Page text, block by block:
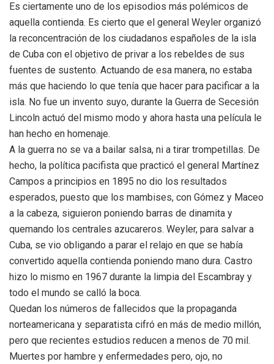
Es ciertamente uno de los episodios más polémicos de
aquella contienda. Es cierto que el general Weyler organizó
la reconcentración de los ciudadanos españoles de la isla
de Cuba con el objetivo de privar a los rebeldes de sus
fuentes de sustento. Actuando de esa manera, no estaba
más que haciendo lo que tenía que hacer para pacificar a la
isla. No fue un invento suyo, durante la Guerra de Secesión
Lincoln actuó del mismo modo y ahora hasta una película le
han hecho en homenaje.
A la guerra no se va a bailar salsa, ni a tirar trompetillas. De
hecho, la política pacifista que practicó el general Martínez
Campos a principios en 1895 no dio los resultados
esperados, puesto que los mambises, con Gómez y Maceo
a la cabeza, siguieron poniendo barras de dinamita y
quemando los centrales azucareros. Weyler, para salvar a
Cuba, se vio obligando a parar el relajo en que se había
convertido aquella contienda poniendo mano dura. Castro
hizo lo mismo en 1967 durante la limpia del Escambray y
todo el mundo se calló la boca.
Quedan los números de fallecidos que la propaganda
norteamericana y separatista cifró en más de medio millón,
pero que recientes estudios reducen a menos de 70 mil.
Muertes por hambre y enfermedades pero, ojo, no